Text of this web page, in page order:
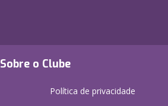
Sobre o Clube
Política de privacidade